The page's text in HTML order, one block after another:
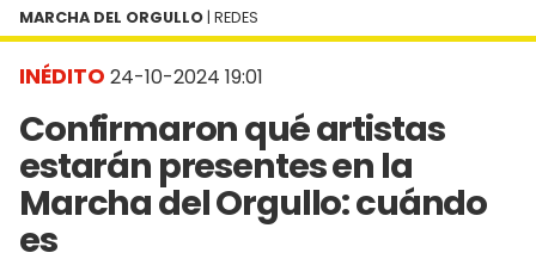
INÉDITO 24-10-2024 19:01
Confirmaron qué artistas
estarán presentes en la
Marcha del Orgullo: cuándo
es
MARCHA DEL ORGULLO | REDES